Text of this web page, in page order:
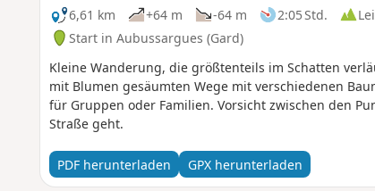
6,61 km
+64 m -64 m 2:05 Std.
Start in Aubussargues (Gard)
Kleine Wanderung, die größtenteils im Schatten
mit Blumen gesäumten Wege mit verschiedenen
für Gruppen oder Familien. Vorsicht zwischen den
Straße geht.
PDF herunterladen GPX herunterladen